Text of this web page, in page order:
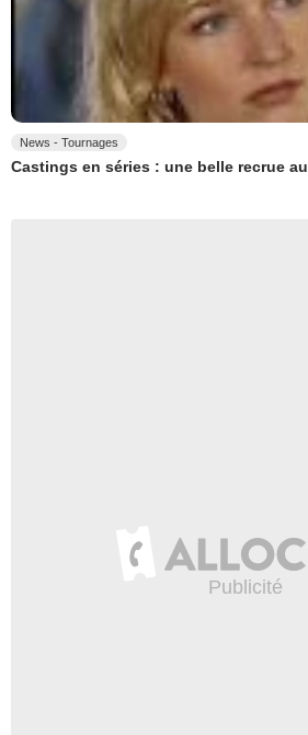
News - Tournages
Castings en séries : une belle recrue